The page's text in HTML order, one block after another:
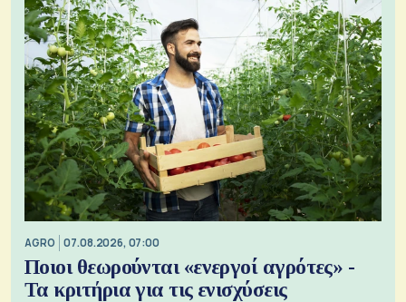
AGRO 07.08.2026, 07:00
Ποιοι θεωρούνται «ενεργοί αγρότες» -
Τα κριτήρια για τις ενισχύσεις